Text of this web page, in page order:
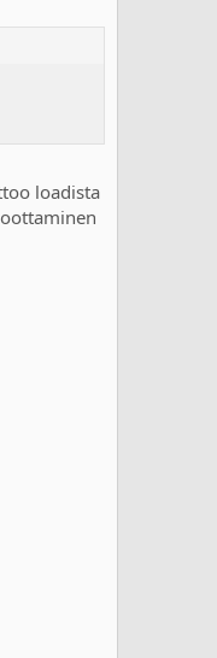
loadista